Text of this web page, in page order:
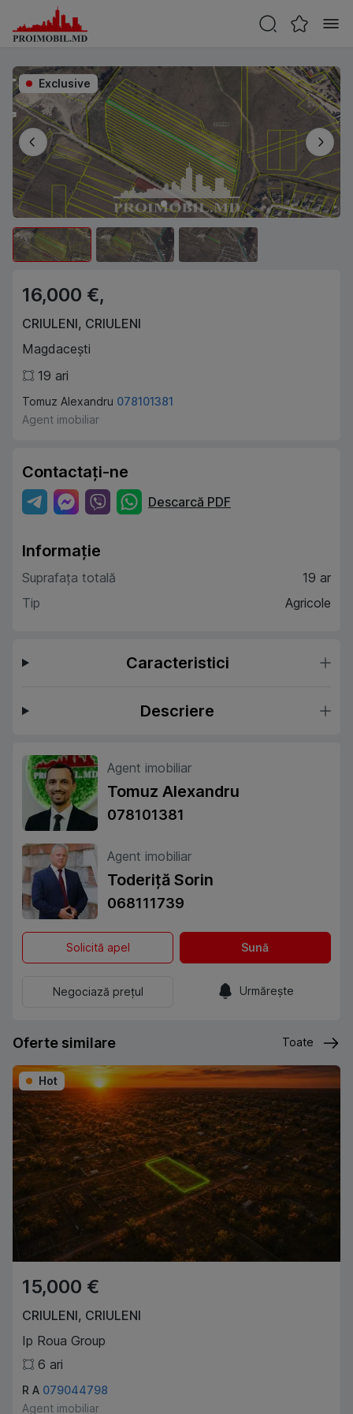
Exclusive
16,000 €,
CRIULENI, CRIULENI
Magdacești
19 ari
Tomuz Alexandru 078101381
Agent imobiliar
Contactați-ne
Descarcă PDF
Informație
Suprafața totală
19 ar
Tip
Agricole
Caracteristici
Descriere
Agent imobiliar
Tomuz Alexandru
078101381
Agent imobiliar
Toderiță Sorin
068111739
Solicită apel Sună
Negociază prețul Urmărește
Oferte similare Toate
Hot
15,000 €
CRIULENI, CRIULENI
Ip Roua Group
6 ari
R A 079044798
Agent imobiliar